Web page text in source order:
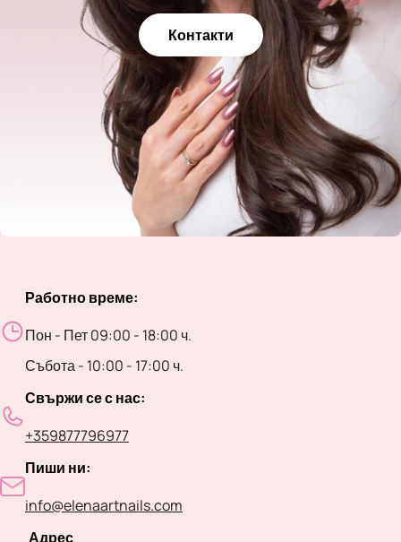
Контакти
Работно време:
Пон - Пет 09:00 - 18:00 ч.
Събота - 10:00 - 17:00 ч.
Свържи се с нас:
+359877796977
Пиши ни:
info@elenaartnails.com
Адрес